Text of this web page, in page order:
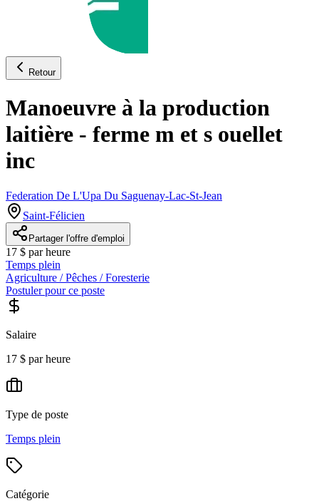
Retour
Manoeuvre à la production
laitière - ferme m et s ouellet
inc
Federation De L'Upa Du Saguenay-Lac-St-Jean
Saint-Félicien
Partager l'offre d'emploi
17 $ par heure
Temps plein
Agriculture / Pêches / Foresterie
Postuler pour ce poste
Salaire
17 $ par heure
Type de poste
Temps plein
Catégorie